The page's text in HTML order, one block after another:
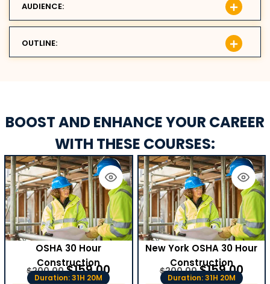
AUDIENCE:
OUTLINE:
BOOST AND ENHANCE YOUR CAREER
WITH THESE COURSES:
OSHA 30 Hour
Construction
$200.00 $159.00
Duration: 31H 20M
New York OSHA 30 Hour
Construction
$200.00 $159.00
Duration: 31H 20M